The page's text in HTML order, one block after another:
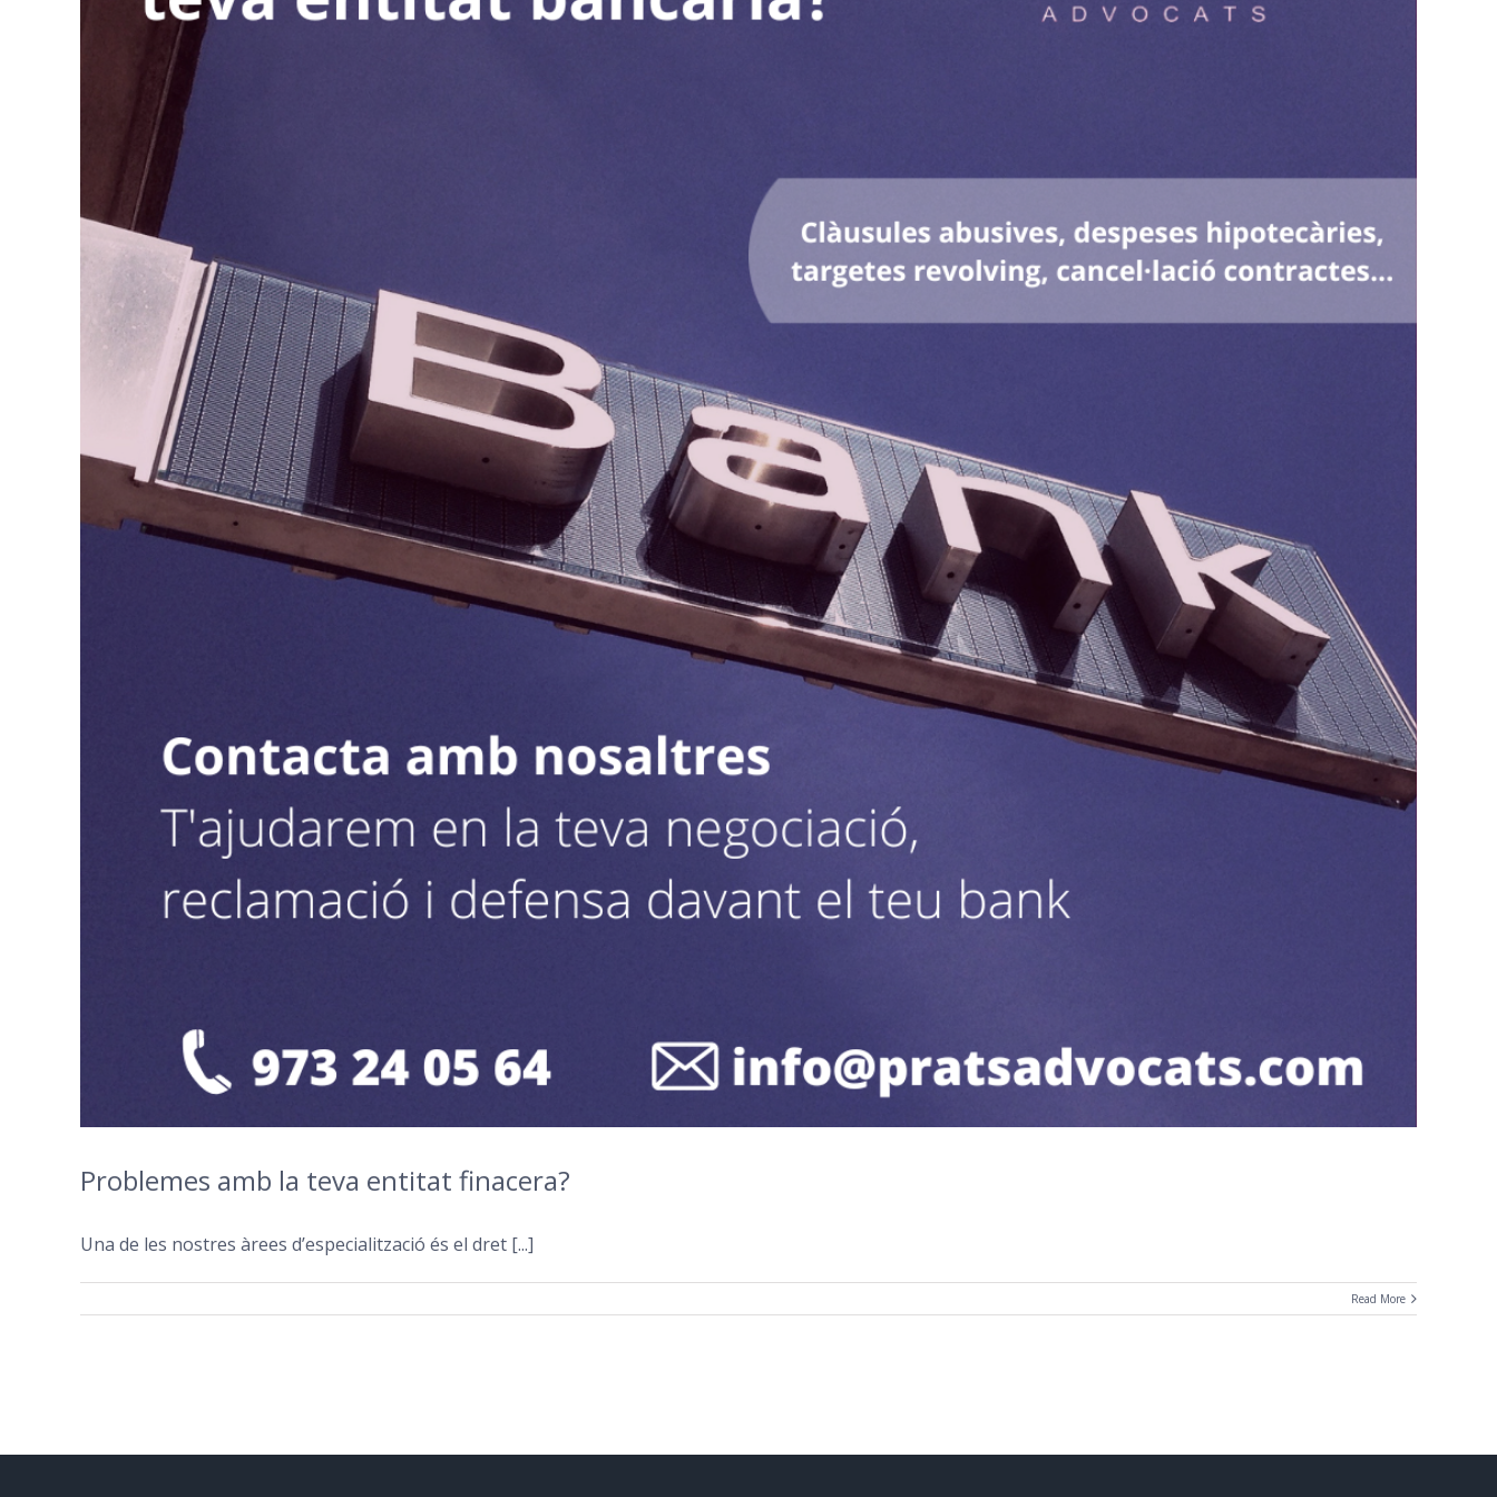
Problemes amb la teva entitat finacera?
Una de les nostres àrees dʼespecialització és el dret [...]
Read More